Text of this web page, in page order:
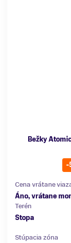
Bežky
-
Cena vrátane
Áno, vrátane
Terén
Stopa
Stúpacia zóna